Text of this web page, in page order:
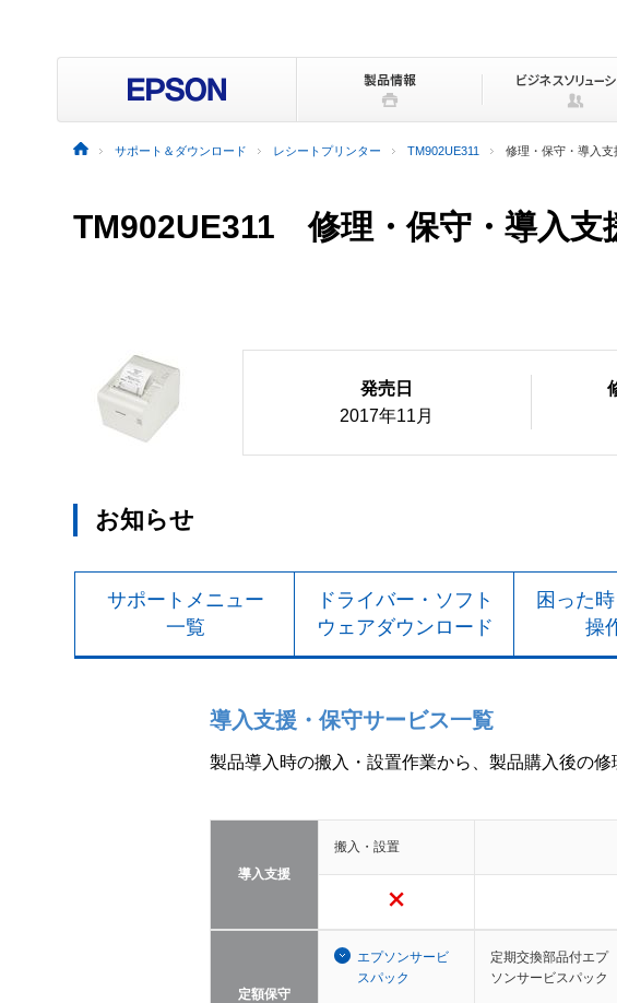
サポート＆ダウンロード レシートプリンター TM902UE311 修理・保守・導入支
TM902UE311 修理・保守・導入支
発売日
2017年11月
お知らせ
サポートメニュー
一覧
ドライバー・ソフト
ウェアダウンロード
困った
操
導入支援・保守サービス一覧
製品導入時の搬入・設置作業から、製品購入後の
導入支援
搬入・設置
定額保守
エプソンサービ
スパック
定期交換部品付エプ
ソンサービスパック